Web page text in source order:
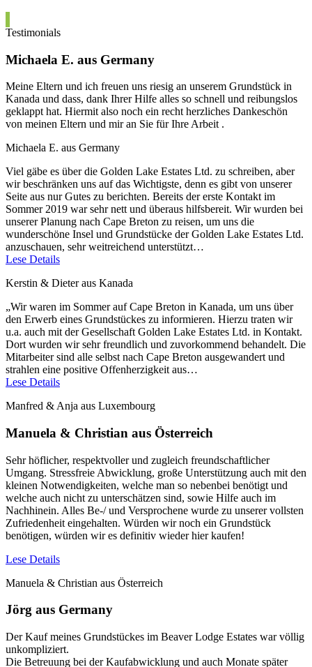
Testimonials
Michaela E. aus Germany
Meine Eltern und ich freuen uns riesig an unserem Grundstück in
Kanada und dass, dank Ihrer Hilfe alles so schnell und reibungslos
geklappt hat. Hiermit also noch ein recht herzliches Dankeschön
von meinen Eltern und mir an Sie für Ihre Arbeit .
Michaela E. aus Germany
Viel gäbe es über die Golden Lake Estates Ltd. zu schreiben, aber
wir beschränken uns auf das Wichtigste, denn es gibt von unserer
Seite aus nur Gutes zu berichten. Bereits der erste Kontakt im
Sommer 2019 war sehr nett und überaus hilfsbereit. Wir wurden bei
unserer Planung nach Cape Breton zu reisen, um uns die
wunderschöne Insel und Grundstücke der Golden Lake Estates Ltd.
anzuschauen, sehr weitreichend unterstützt…
Lese Details
Kerstin & Dieter aus Kanada
„Wir waren im Sommer auf Cape Breton in Kanada, um uns über
den Erwerb eines Grundstückes zu informieren. Hierzu traten wir
u.a. auch mit der Gesellschaft Golden Lake Estates Ltd. in Kontakt.
Dort wurden wir sehr freundlich und zuvorkommend behandelt. Die
Mitarbeiter sind alle selbst nach Cape Breton ausgewandert und
strahlen eine positive Offenherzigkeit aus…
Lese Details
Manfred & Anja aus Luxembourg
Manuela & Christian aus Österreich
Sehr höflicher, respektvoller und zugleich freundschaftlicher
Umgang. Stressfreie Abwicklung, große Unterstützung auch mit den
kleinen Notwendigkeiten, welche man so nebenbei benötigt und
welche auch nicht zu unterschätzen sind, sowie Hilfe auch im
Nachhinein. Alles Be-/ und Versprochene wurde zu unserer vollsten
Zufriedenheit eingehalten. Würden wir noch ein Grundstück
benötigen, würden wir es definitiv wieder hier kaufen!
Lese Details
Manuela & Christian aus Österreich
Jörg aus Germany
Der Kauf meines Grundstückes im Beaver Lodge Estates war völlig
unkompliziert.
Die Betreuung bei der Kaufabwicklung und auch Monate später